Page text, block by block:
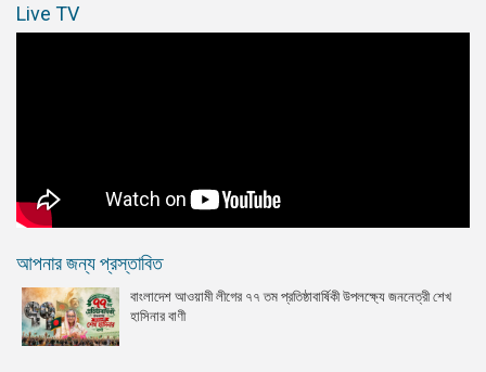
Live TV
আপনার জন্য প্রস্তাবিত
বাংলাদেশ আওয়ামী লীগের ৭৭ তম প্রতিষ্ঠাবার্ষিকী উপলক্ষ্যে জননেত্রী শেখ
হাসিনার বাণী